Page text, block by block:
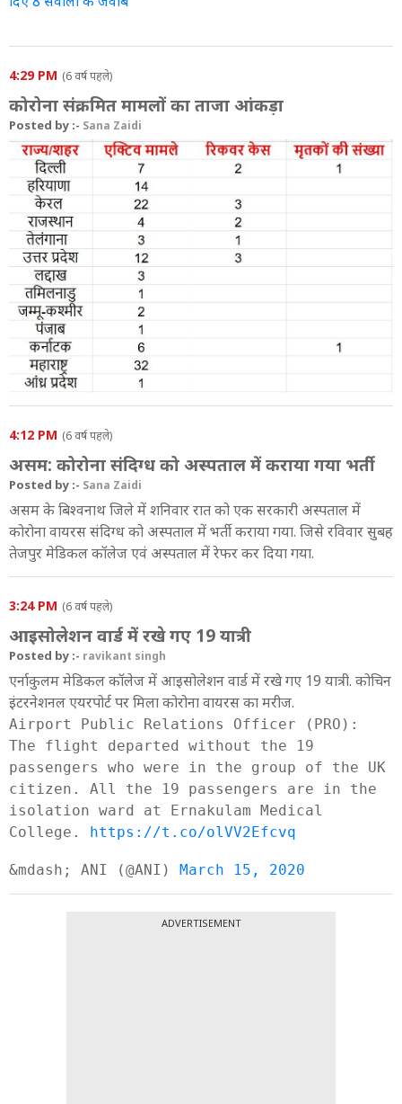
4:29 PM (6 वर्ष पहले)
कोरोना संक्रमित मामलों का ताजा आंकड़ा
Posted by :- Sana Zaidi
4:12 PM (6 वर्ष पहले)
असम: कोरोना संदिग्ध को अस्पताल में कराया गया भर्ती
Posted by :- Sana Zaidi
असम के बिश्वनाथ जिले में शनिवार रात को एक सरकारी अस्पताल में
कोरोना वायरस संदिग्ध को अस्पताल में भर्ती कराया गया. जिसे रविवार सुबह
तेजपुर मेडिकल कॉलेज एवं अस्पताल में रेफर कर दिया गया.
3:24 PM (6 वर्ष पहले)
आइसोलेशन वार्ड में रखे गए 19 यात्री
Posted by :- ravikant singh
एर्नाकुलम मेडिकल कॉलेज में आइसोलेशन वार्ड में रखे गए 19 यात्री. कोचिन
इंटरनेशनल एयरपोर्ट पर मिला कोरोना वायरस का मरीज.
Airport Public Relations Officer (PRO):
The flight departed without the 19
passengers who were in the group of the UK
citizen. All the 19 passengers are in the
isolation ward at Ernakulam Medical
College.
https://t.co/olVV2Efcvq
&mdash; ANI (@ANI) March 15, 2020
ADVERTISEMENT